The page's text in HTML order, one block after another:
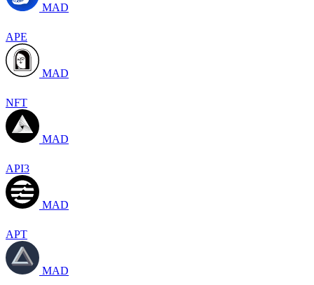
MAD
APE
MAD
NFT
MAD
API3
MAD
APT
MAD